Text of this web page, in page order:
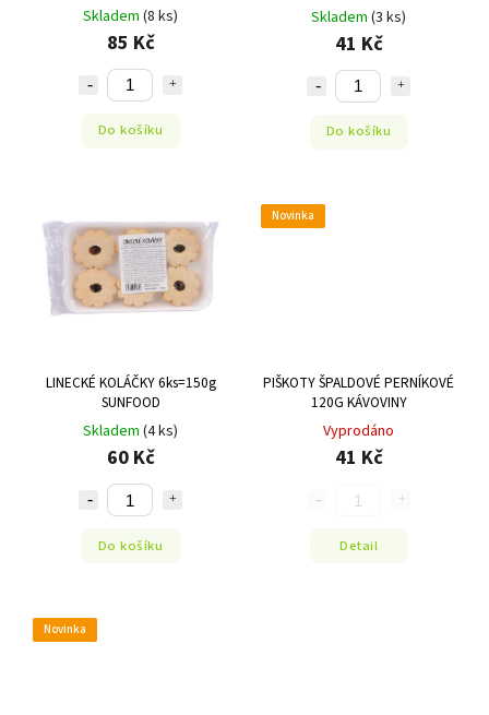
Skladem (8 ks)
85 Kč
Do košíku
Skladem (3 ks)
41 Kč
Do košíku
LINECKÉ KOLÁČKY 6ks=150g
SUNFOOD
Skladem (4 ks)
60 Kč
Do košíku
Novinka
PIŠKOTY ŠPALDOVÉ PERNÍKOVÉ
120G KÁVOVINY
Vyprodáno
41 Kč
Detail
Novinka